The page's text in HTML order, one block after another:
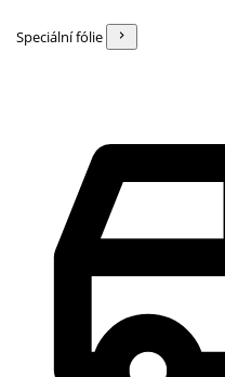
Speciální fólie